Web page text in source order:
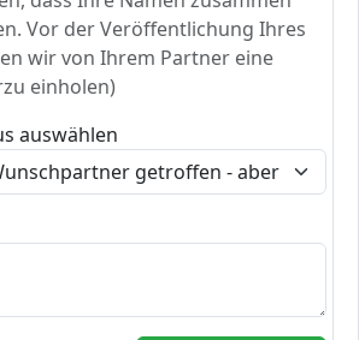
Vor der Veröffentlichung Ihres
wir von Ihrem Partner eine
einholen)
auswählen